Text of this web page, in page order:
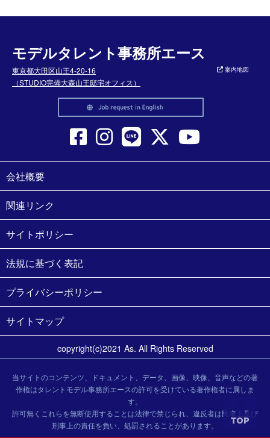
モデルタレント事務所エース
東京都大田区山王4-20-16
（STUDIO完備大森山王邸宅オフィス）
案内地図
会社概要
関連リンク
サイトポリシー
法規に基づく表記
プライバシーポリシー
サイトマップ
copyright(c)2021 As. All Rights Reserved
当サイトのコンテンツ、ドキュメント、データ、画像、映像、音声などの著
作権はタレントモデル事務所エースの許可を受けている著作権者に属しま
す。
許可無くこれらを無断使用することは法律で禁じられ、違反者は民事上及び
刑事上の責任を負い、処罰されることがあります。